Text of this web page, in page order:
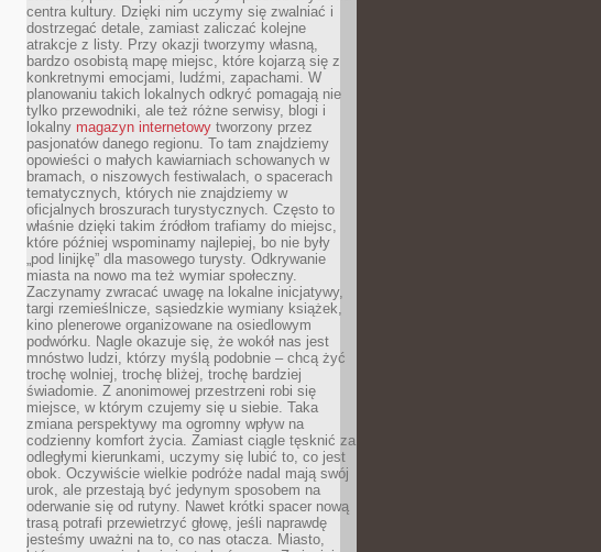
centra kultury. Dzięki nim uczymy się zwalniać i
dostrzegać detale, zamiast zaliczać kolejne
atrakcje z listy. Przy okazji tworzymy własną,
bardzo osobistą mapę miejsc, które kojarzą się z
konkretnymi emocjami, ludźmi, zapachami. W
planowaniu takich lokalnych odkryć pomagają nie
tylko przewodniki, ale też różne serwisy, blogi i
lokalny magazyn internetowy tworzony przez
pasjonatów danego regionu. To tam znajdziemy
opowieści o małych kawiarniach schowanych w
bramach, o niszowych festiwalach, o spacerach
tematycznych, których nie znajdziemy w
oficjalnych broszurach turystycznych. Często to
właśnie dzięki takim źródłom trafiamy do miejsc,
które później wspominamy najlepiej, bo nie były
„pod linijkę” dla masowego turysty. Odkrywanie
miasta na nowo ma też wymiar społeczny.
Zaczynamy zwracać uwagę na lokalne inicjatywy,
targi rzemieślnicze, sąsiedzkie wymiany książek,
kino plenerowe organizowane na osiedlowym
podwórku. Nagle okazuje się, że wokół nas jest
mnóstwo ludzi, którzy myślą podobnie – chcą żyć
trochę wolniej, trochę bliżej, trochę bardziej
świadomie. Z anonimowej przestrzeni robi się
miejsce, w którym czujemy się u siebie. Taka
zmiana perspektywy ma ogromny wpływ na
codzienny komfort życia. Zamiast ciągle tęsknić za
odległymi kierunkami, uczymy się lubić to, co jest
obok. Oczywiście wielkie podróże nadal mają swój
urok, ale przestają być jedynym sposobem na
oderwanie się od rutyny. Nawet krótki spacer nową
trasą potrafi przewietrzyć głowę, jeśli naprawdę
jesteśmy uważni na to, co nas otacza. Miasto,